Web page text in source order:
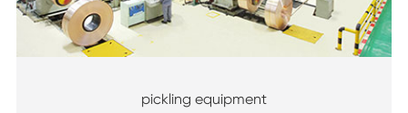
pickling equipment